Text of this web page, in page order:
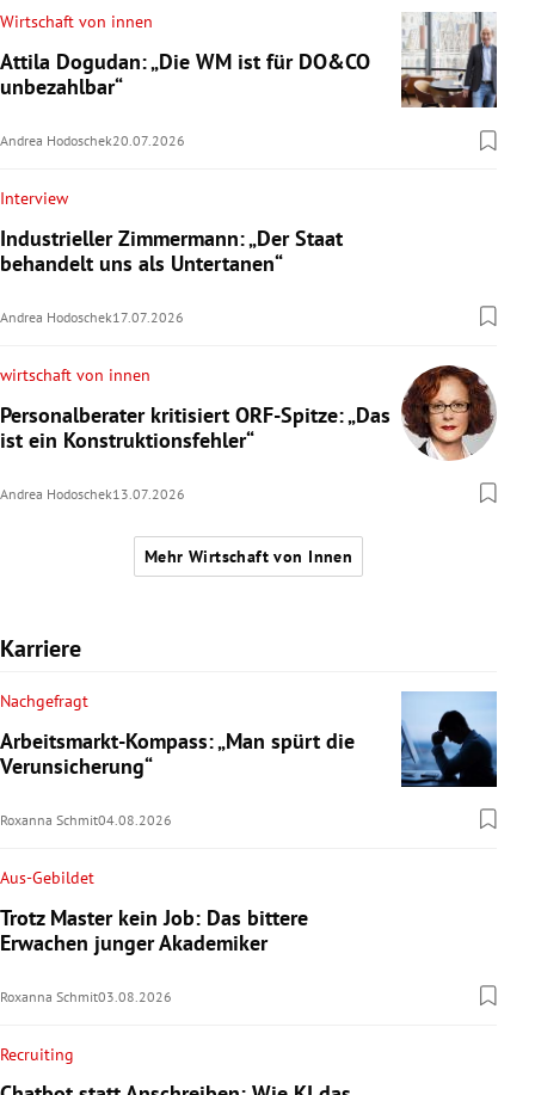
Wirtschaft von innen
Attila Dogudan: „Die WM ist für DO&CO
unbezahlbar“
Andrea Hodoschek20.07.2026
Interview
Industrieller Zimmermann: „Der Staat
behandelt uns als Untertanen“
Andrea Hodoschek17.07.2026
wirtschaft von innen
Personalberater kritisiert ORF-Spitze: „Das
ist ein Konstruktionsfehler“
Andrea Hodoschek13.07.2026
Mehr Wirtschaft von Innen
Karriere
Nachgefragt
Arbeitsmarkt-Kompass: „Man spürt die
Verunsicherung“
Roxanna Schmit04.08.2026
Aus-Gebildet
Trotz Master kein Job: Das bittere
Erwachen junger Akademiker
Roxanna Schmit03.08.2026
Recruiting